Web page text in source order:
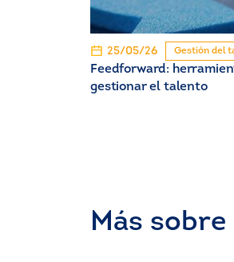
25/05/26 Gestión del
Feedforward:
gestionar el talento
Más